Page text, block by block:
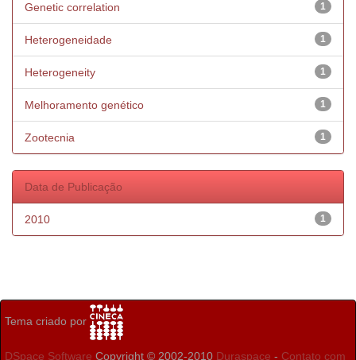
1
Genetic correlation
1
Heterogeneidade
1
Heterogeneity
1
Melhoramento genético
1
Zootecnia
Data de Publicação
1
2010
Tema criado por
DSpace Software Copyright © 2002-2010 Duraspace - Contato com